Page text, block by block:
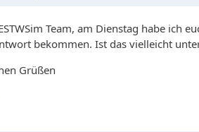
Team, am Dienstag habe ich
bekommen. Ist das vielleicht
Grüßen